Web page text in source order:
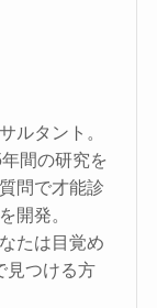
ルタント。
間の研究を
問で才能診
開発。
たは目覚め
つける方